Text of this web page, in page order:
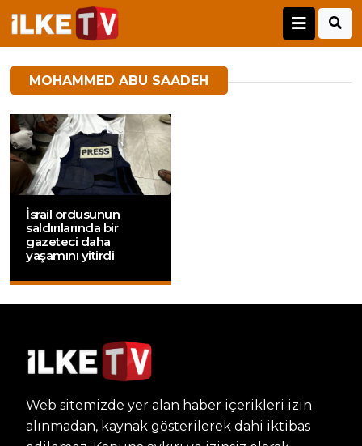
MOHAMMED ABU SAADEH
İsrail ordusunun
saldırılarında bir
gazeteci daha
yaşamını yitirdi
Web sitemizde yer alan haber içerikleri izin
alınmadan, kaynak gösterilerek dahi iktibas